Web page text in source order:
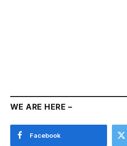
WE ARE HERE –
Facebook